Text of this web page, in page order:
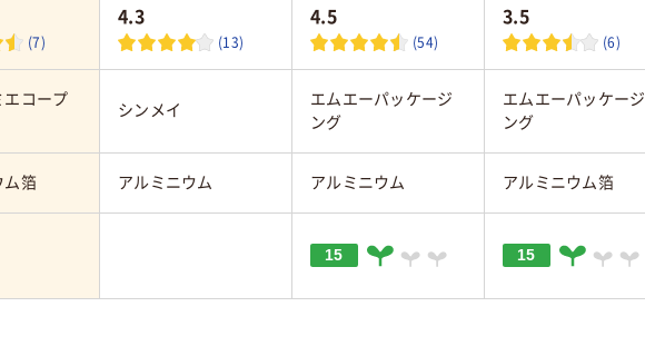
(7)
4.3
(13)
4.5
(54)
3.5
(6)
エコープ
シンメイ
エムエーパッケージ
ング
エムエーパッケージ
ング
ム箔 アルミニウム アルミニウム アルミニウム箔
15 15